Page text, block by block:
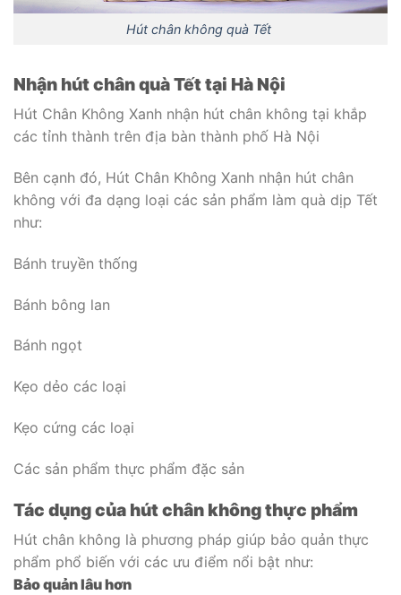
Hút chân không quà Tết
Nhận hút chân quà Tết tại Hà Nội
Hút Chân Không Xanh nhận hút chân không tại khắp
các tỉnh thành trên địa bàn thành phố Hà Nội
Bên cạnh đó, Hút Chân Không Xanh nhận hút chân
không với đa dạng loại các sản phẩm làm quà dịp Tết
như:
Bánh truyền thống
Bánh bông lan
Bánh ngọt
Kẹo dẻo các loại
Kẹo cứng các loại
Các sản phẩm thực phẩm đặc sản
Tác dụng của hút chân không thực phẩm
Hút chân không là phương pháp giúp bảo quản thực
phẩm phổ biến với các ưu điểm nổi bật như:
Bảo quản lâu hơn